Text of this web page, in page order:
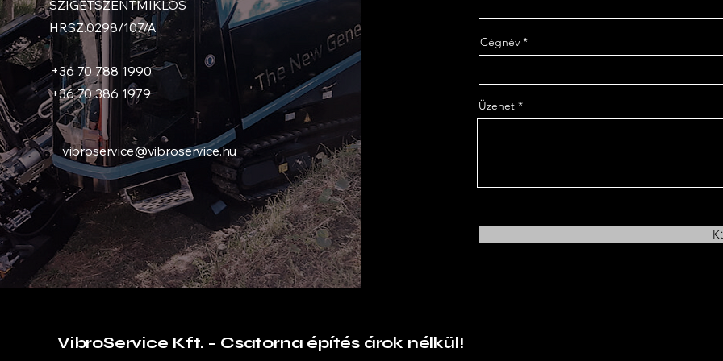
SZIGETSZENTMIKLÓS
HRSZ.0298/107/A
+36 70 788 1990
+36 70 386 1979
vibroservice@vibroservice.hu
Cégnév
Üzenet
VibroService Kft. - Csatorna építés árok nélkül!